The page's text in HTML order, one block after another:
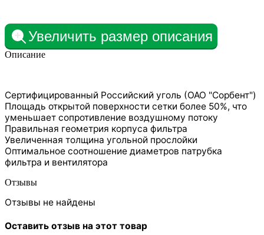
Увеличить размер описания
Описание
Сертифицированный Российский уголь (ОАО "Сорбент")
Площадь открытой поверхности сетки более 50%, что
уменьшает сопротивление воздушному потоку
Правильная геометрия корпуса фильтра
Увеличенная толщина угольной прослойки
Оптимальное соотношение диаметров патрубка
фильтра и вентилятора
Отзывы
Отзывы не найдены
Оставить отзыв на этот товар